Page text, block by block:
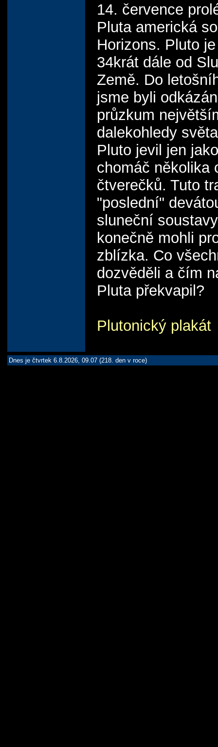
14. července
Pluta americká
Horizons. Pluto
34krát dále od
Země. Do
jsme byli
průzkum
dalekohledy
Pluto jevil jen
chomáč několika
čtverečků. Tuto
"poslední"
sluneční
konečně mohli
zblízka. Co
dozvěděli a čím
Pluta překvapil?
Plutonický plakát
Dnes je čtvrtek 6.8.2026, 09.07 (218. den v roce)